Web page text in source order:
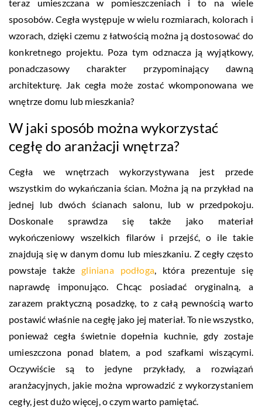
teraz umieszczana w pomieszczeniach i to na wiele
sposobów. Cegła występuje w wielu rozmiarach, kolorach i
wzorach, dzięki czemu z łatwością można ją dostosować do
konkretnego projektu. Poza tym odznacza ją wyjątkowy,
ponadczasowy charakter przypominający dawną
architekturę. Jak cegła może zostać wkomponowana we
wnętrze domu lub mieszkania?
W jaki sposób można wykorzystać
cegłę do aranżacji wnętrza?
Cegła we wnętrzach wykorzystywana jest przede
wszystkim do wykańczania ścian. Można ją na przykład na
jednej lub dwóch ścianach salonu, lub w przedpokoju.
Doskonale sprawdza się także jako materiał
wykończeniowy wszelkich filarów i przejść, o ile takie
znajdują się w danym domu lub mieszkaniu. Z cegły często
powstaje takżegliniana podłoga, która prezentuje się
naprawdę imponująco. Chcąc posiadać oryginalną, a
zarazem praktyczną posadzkę, to z całą pewnością warto
postawić właśnie na cegłę jako jej materiał. To nie wszystko,
ponieważ cegła świetnie dopełnia kuchnie, gdy zostaje
umieszczona ponad blatem, a pod szafkami wiszącymi.
Oczywiście są to jedyne przykłady, a rozwiązań
aranżacyjnych, jakie można wprowadzić z wykorzystaniem
cegły, jest dużo więcej, o czym warto pamiętać.